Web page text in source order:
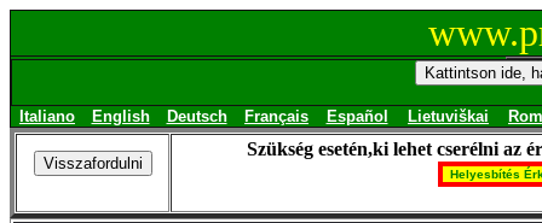
Italiano English Deutsch Français Español Lietuviškai
Szükség esetén,ki lehet cserélni az